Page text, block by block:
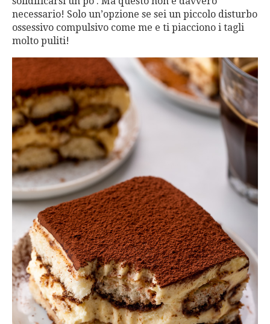
necessario! Solo un’opzione se sei un piccolo disturbo
ossessivo compulsivo come me e ti piacciono i tagli
molto puliti!